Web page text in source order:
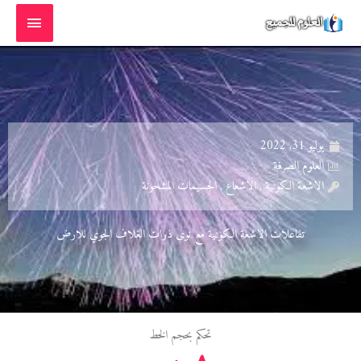
المحتوى
القائمة
الرئيسية
يوليو 31, 2022
العلوم الصرفة
الاشعة الكونية , الاشعاع , الجسيمات المشحونة
تفاعلات الاشعة الكونية مع نوى ذرات الغلاف الجوي للارض
تحكم بحجم الخط